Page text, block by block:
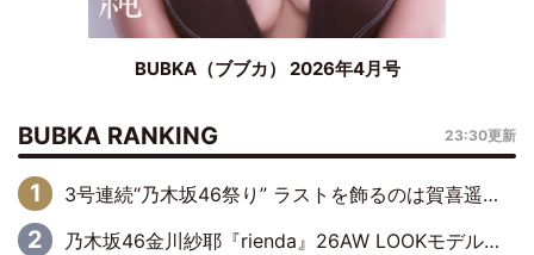
BUBKA（ブブカ） 2026年4月号
BUBKA RANKING 23:30更新
3号連続“乃木坂46祭り” ラストを飾るのは賀喜遥香…5年ぶりの登場に「5年分大人になった私を見ていただけたら」
乃木坂46金川紗耶『rienda』26AW LOOKモデルに就任